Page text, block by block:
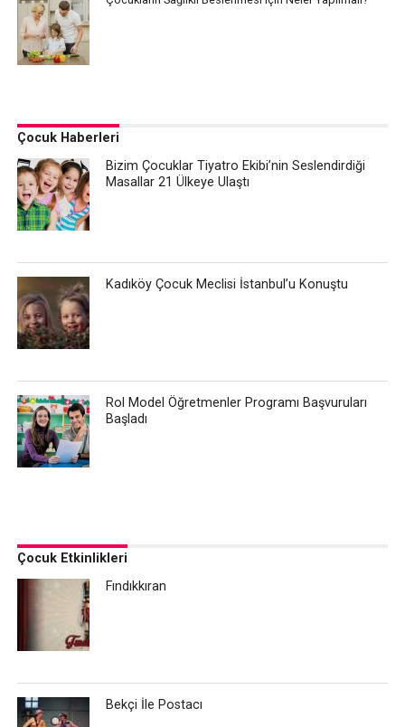
Çocuk Haberleri
Bizim Çocuklar Tiyatro Ekibi’nin Seslendirdiği
Masallar 21 Ülkeye Ulaştı
Kadıköy Çocuk Meclisi İstanbul’u Konuştu
Rol Model Öğretmenler Programı Başvuruları
Başladı
Çocuk Etkinlikleri
Fındıkkıran
Bekçi İle Postacı